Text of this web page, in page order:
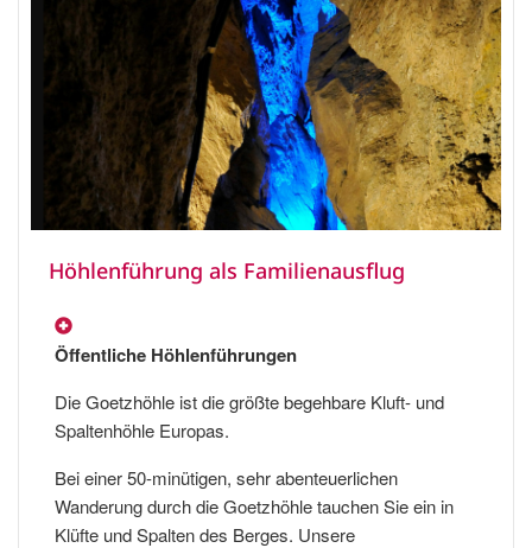
Höhlenführung als Familienausflug
Öffentliche Höhlenführungen
Die Goetzhöhle ist die größte begehbare Kluft- und
Spaltenhöhle Europas.
Bei einer 50-minütigen, sehr abenteuerlichen
Wanderung durch die Goetzhöhle tauchen Sie ein in
Klüfte und Spalten des Berges. Unsere